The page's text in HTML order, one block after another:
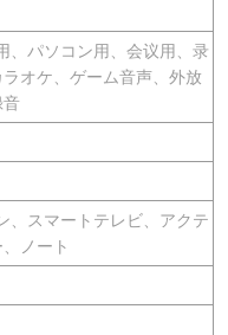
、パソコン用、会议用、录
オケ、ゲーム音声、外放
音
、スマートテレビ、アクテ
ノート